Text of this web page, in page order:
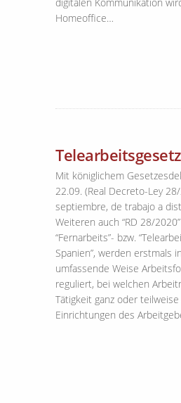
Homeoffice…
Mit königlichem
22.09. (Real Decreto-Ley
septiembre, de trabajo a
Weiteren auch “RD 28/
“Fernarbeits”- bzw.
Spanien”, werden erstmals
umfassende Weise
reguliert, bei welchen
Tätigkeit ganz oder
Einrichtungen des